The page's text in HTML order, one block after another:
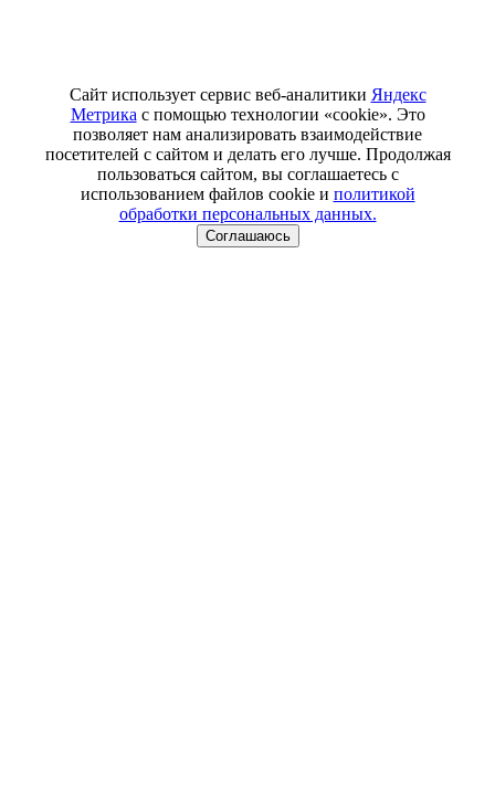
Сайт использует сервис веб-аналитики Яндекс
Метрика с помощью технологии «cookie». Это
позволяет нам анализировать взаимодействие
посетителей с сайтом и делать его лучше. Продолжая
пользоваться сайтом, вы соглашаетесь с
использованием файлов cookie и политикой
обработки персональных данных.
Соглашаюсь